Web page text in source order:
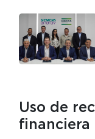
Uso de
financiera